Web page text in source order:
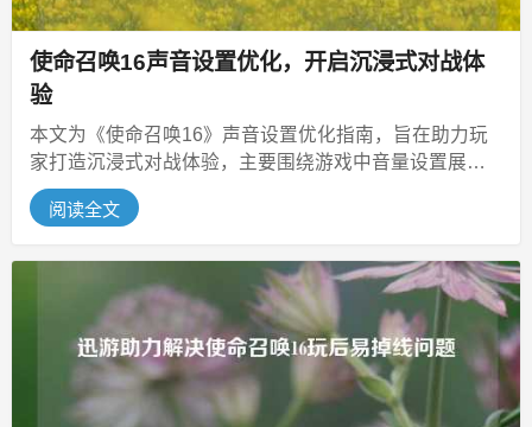
使命召唤16声音设置优化，开启沉浸式对战体
验
本文为《使命召唤16》声音设置优化指南，旨在助力玩
家打造沉浸式对战体验，主要围绕游戏中音量设置展
开，探讨怎样设置能达到良好效果，...
阅读全文